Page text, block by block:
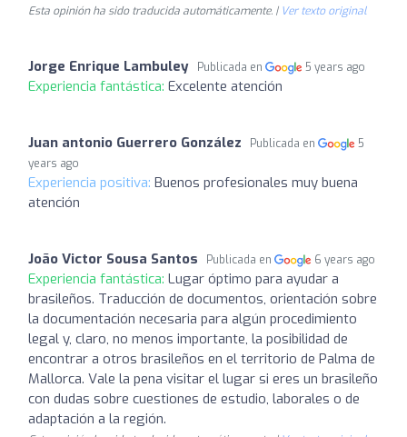
Esta opinión ha sido traducida automáticamente. | Ver texto original
Jorge Enrique Lambuley Publicada en 5 years ago
Experiencia fantástica: Excelente atención
Juan antonio Guerrero González Publicada en
5
years ago
Experiencia positiva: Buenos profesionales muy buena
atención
João Victor Sousa Santos Publicada en 6 years ago
Experiencia fantástica: Lugar óptimo para ayudar a
brasileños. Traducción de documentos, orientación sobre
la documentación necesaria para algún procedimiento
legal y, claro, no menos importante, la posibilidad de
encontrar a otros brasileños en el territorio de Palma de
Mallorca. Vale la pena visitar el lugar si eres un brasileño
con dudas sobre cuestiones de estudio, laborales o de
adaptación a la región.